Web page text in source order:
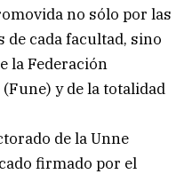
no sólo por las
cada facultad, sino
la Federación
y de la totalidad
de la Unne
firmado por el